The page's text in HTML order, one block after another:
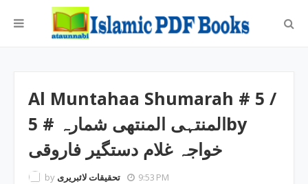
Al Muntahaa Shumarah ‎# 5 /
المنتہی المنتھی شمارہ # 5by
‎خواجہ غلام دستگیر فاروقی
by تحقیقات لائبریری 9:53 PM